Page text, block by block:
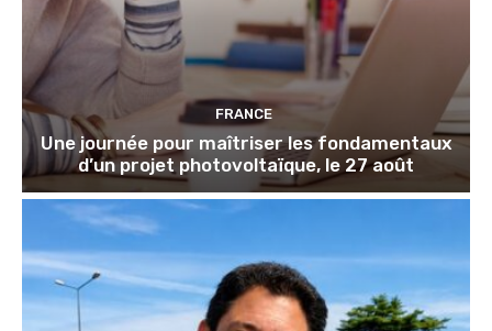
FRANCE
Une journée pour maîtriser les fondamentaux
d’un projet photovoltaïque, le 27 août